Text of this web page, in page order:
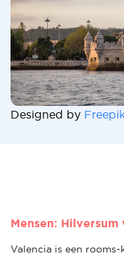
Designed by
Mensen: Hilversum
Valencia is een